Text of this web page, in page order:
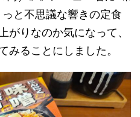
と不思議な響きの定食
がりなのか気になって、
みることにしました。